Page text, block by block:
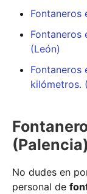
Fontaneros
Fontaneros
(León)
Fontaneros
kilómetros.
(Palencia)
No dudes en
personal de